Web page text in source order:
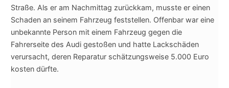
Straße. Als er am Nachmittag zurückkam, musste er einen
Schaden an seinem Fahrzeug feststellen. Offenbar war eine
unbekannte Person mit einem Fahrzeug gegen die
Fahrerseite des Audi gestoßen und hatte Lackschäden
verursacht, deren Reparatur schätzungsweise 5.000 Euro
kosten dürfte.